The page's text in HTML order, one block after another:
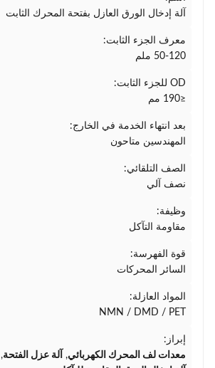
آلة إدخال الورق العازل بفتحة المحرك الثابت
معرف الجزء الثابت:
50-120 ملم
OD للجزء الثابت:
≤190 مم
بعد انتهاء الخدمة في الخارج:
المهندسين متاحون
الصف التلقائي:
نصف آلي
وظيفة:
مقاومة التآكل
قوة الفهرسة:
السائر المحركات
المواد العازلة:
NMN / DMD / PET
إبراز:
معدات لف المحرك الكهربائي, آلة عزل الفتحة,